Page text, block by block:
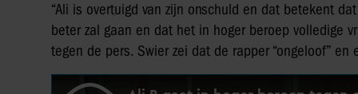
“Ali is overtuigd van zijn onschuld en dat betekent
beter zal gaan en dat het in hoger beroep volledige
tegen de pers. Swier zei dat de rapper “ongeloof”